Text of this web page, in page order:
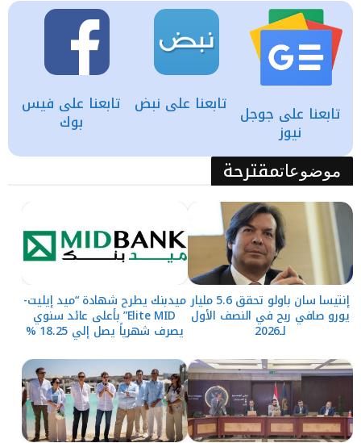
تابعنا على فيس
بوك
تابعنا على نبض تابعنا على جوجل
نيوز
موضوعاتمقترحة
إنتيسا سان باولو تحقق 5.6 مليار
يورو صافي ربح في النصف الأول
لـ2026
ميدبنك يطرح شهادة “ميد إيليت-
Elite MID” بأعلى عائد سنوي
يصرف شهرياً يصل إلي 18.25 %